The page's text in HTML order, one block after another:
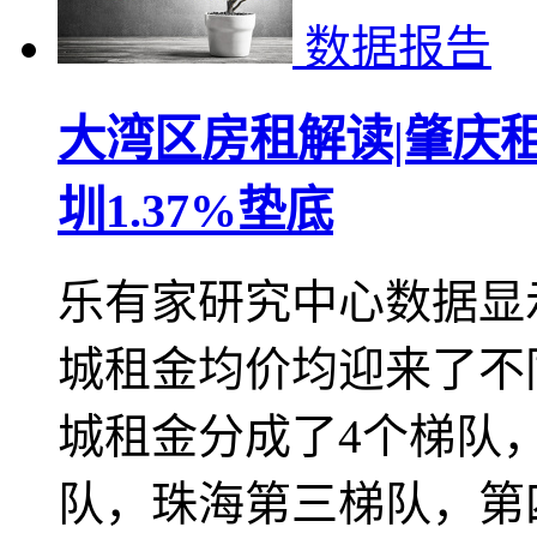
数据报告
大湾区房租解读|肇庆
圳1.37%垫底
乐有家研究中心数据
城租金均价均迎来了
城租金分成了4个梯队
队，珠海第三梯队，